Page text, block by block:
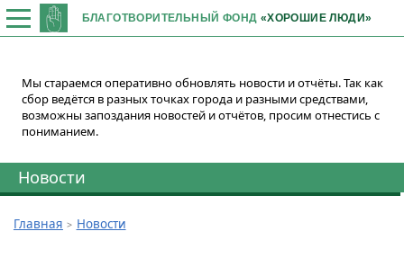
БЛАГОТВОРИТЕЛЬНЫЙ ФОНД «ХОРОШИЕ ЛЮДИ»
Мы стараемся оперативно обновлять новости и отчёты. Так как
сбор ведётся в разных точках города и разными средствами,
возможны запоздания новостей и отчётов, просим отнестись с
пониманием.
Новости
Главная Новости